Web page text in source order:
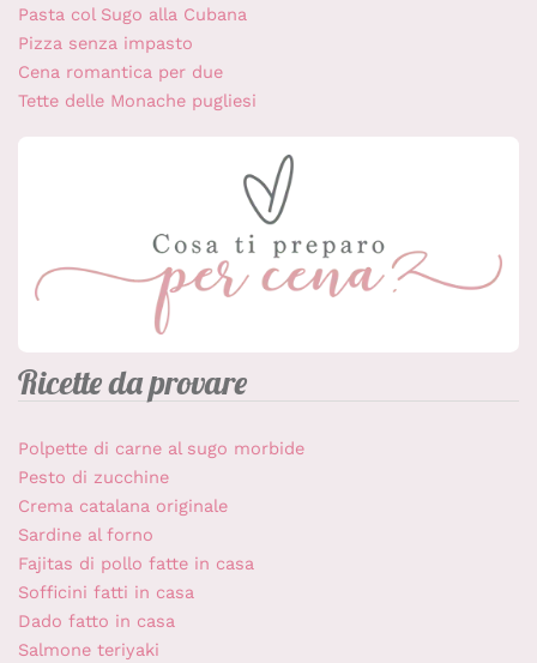
Pasta col Sugo alla Cubana
Pizza senza impasto
Cena romantica per due
Tette delle Monache pugliesi
Ricette da provare
Polpette di carne al sugo morbide
Pesto di zucchine
Crema catalana originale
Sardine al forno
Fajitas di pollo fatte in casa
Sofficini fatti in casa
Dado fatto in casa
Salmone teriyaki